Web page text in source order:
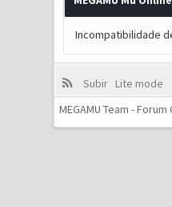
Incompatibilidade
Subir Lite mode
MEGAMU Team -